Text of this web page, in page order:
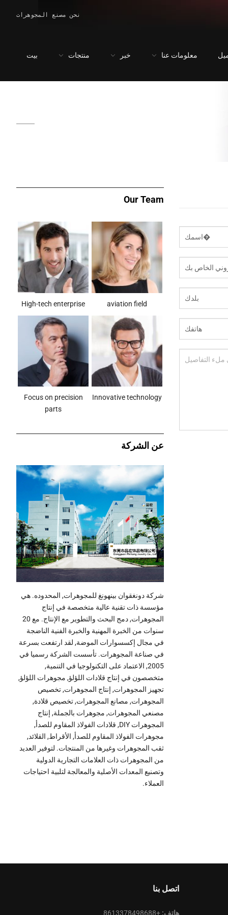
نحن مصنع المجوهرات
بيت منتجات خبر معلومات عنا
Our Team
High-tech enterprise aviation field
Focus on precision
parts
Innovative technology
عن الشركة
شركة دونغقوان بينهونغ للمجوهرات, المحدوده. هي
مؤسسة ذات تقنية عالية متخصصة في إنتاج
المجوهرات, دمج البحث والتطوير مع الإنتاج. مع 20
سنوات من الخبرة المهنية والخبرة الفنية الناضجة
في مجال إكسسوارات الموضة, لقد ارتفعت بسرعة
في صناعة المجوهرات. تأسست الشركة رسميا في
2005, الاعتماد على التكنولوجيا في التنمية,
متخصصون في إنتاج قلادات اللؤلؤ, مجوهرات اللؤلؤ,
تجهيز المجوهرات, إنتاج المجوهرات, تخصيص
المجوهرات, مصانع المجوهرات, تخصيص قلادة,
مصنعي المجوهرات, مجوهرات بالجملة, إنتاج
المجوهرات DIY, قلادات الفولاذ المقاوم للصدأ,
مجوهرات الفولاذ المقاوم للصدأ, الأقراط, القلائد,
ثقب المجوهرات وغيرها من المنتجات. لتوفير العديد
من المجوهرات ذات العلامات التجارية الدولية
وتصنيع المعدات الأصلية والمعالجة لتلبية احتياجات
العملاء.
اتصل بنا
هاتف: +8613378498688